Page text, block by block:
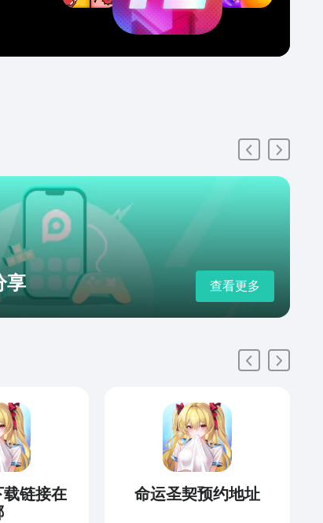
享 查看更多
链接在
命运圣契预约地址